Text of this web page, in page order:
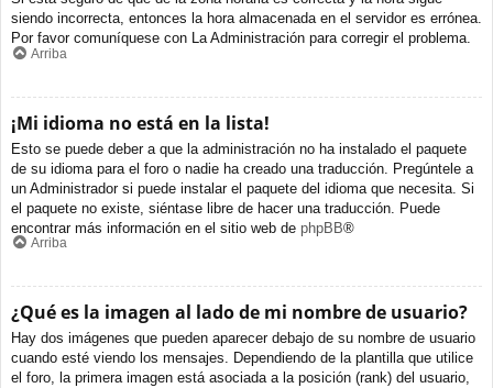
siendo incorrecta, entonces la hora almacenada en el servidor es errónea.
Por favor comuníquese con La Administración para corregir el problema.
Arriba
¡Mi idioma no está en la lista!
Esto se puede deber a que la administración no ha instalado el paquete
de su idioma para el foro o nadie ha creado una traducción. Pregúntele a
un Administrador si puede instalar el paquete del idioma que necesita. Si
el paquete no existe, siéntase libre de hacer una traducción. Puede
encontrar más información en el sitio web de phpBB®
Arriba
¿Qué es la imagen al lado de mi nombre de usuario?
Hay dos imágenes que pueden aparecer debajo de su nombre de usuario
cuando esté viendo los mensajes. Dependiendo de la plantilla que utilice
el foro, la primera imagen está asociada a la posición (rank) del usuario,